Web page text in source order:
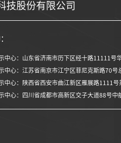
技股份有限公司
中心：山东省济南市历下区经十路11111号
中心：江苏省南京市江宁区菲尼克斯路70号
中心：陕西省西安市曲江新区雁展路1111号
中心：四川省成都市高新区交子大道88号中